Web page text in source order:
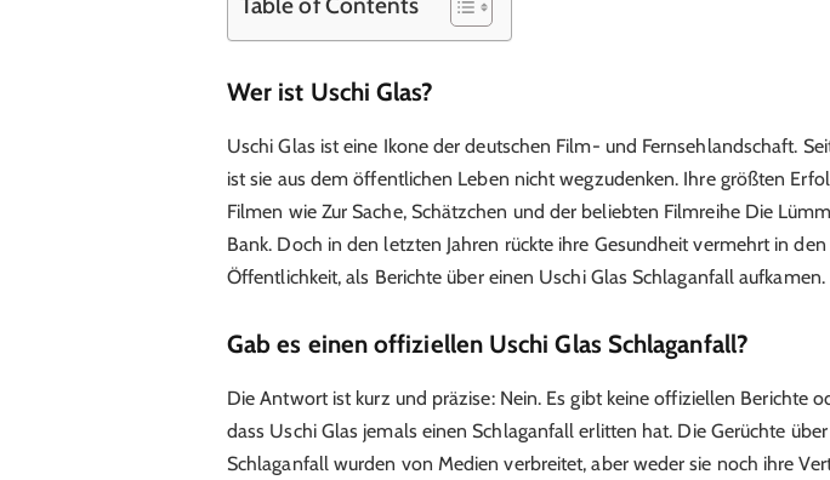
Wer ist Uschi Glas?
Uschi Glas ist eine Ikone der deutschen Film- und Fernsehlandschaft.
ist sie aus dem öffentlichen Leben nicht wegzudenken. Ihre größten
Filmen wie Zur Sache, Schätzchen und der beliebten Filmreihe Die
Bank. Doch in den letzten Jahren rückte ihre Gesundheit vermehrt in den
Öffentlichkeit, als Berichte über einen Uschi Glas Schlaganfall aufkamen.
Gab es einen offiziellen Uschi Glas Schlaganfall?
Die Antwort ist kurz und präzise: Nein. Es gibt keine offiziellen Berichte
dass Uschi Glas jemals einen Schlaganfall erlitten hat. Die Gerüchte
Schlaganfall wurden von Medien verbreitet, aber weder sie noch ihre